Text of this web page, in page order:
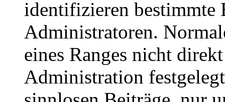
identifizieren bestimmte
Administratoren.
eines Ranges nicht
Administration